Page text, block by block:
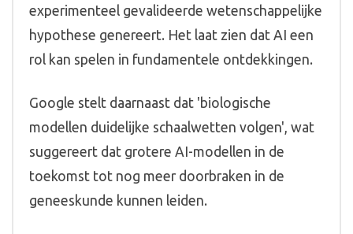
experimenteel gevalideerde wetenschappelijke
hypothese genereert. Het laat zien dat AI een
rol kan spelen in fundamentele ontdekkingen.
Google stelt daarnaast dat 'biologische
modellen duidelijke schaalwetten volgen', wat
suggereert dat grotere AI-modellen in de
toekomst tot nog meer doorbraken in de
geneeskunde kunnen leiden.